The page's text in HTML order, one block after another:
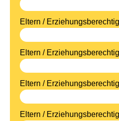
Eltern /
Eltern /
Eltern /
Eltern /